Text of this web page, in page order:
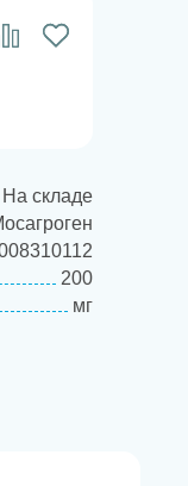
На складе
200
мг